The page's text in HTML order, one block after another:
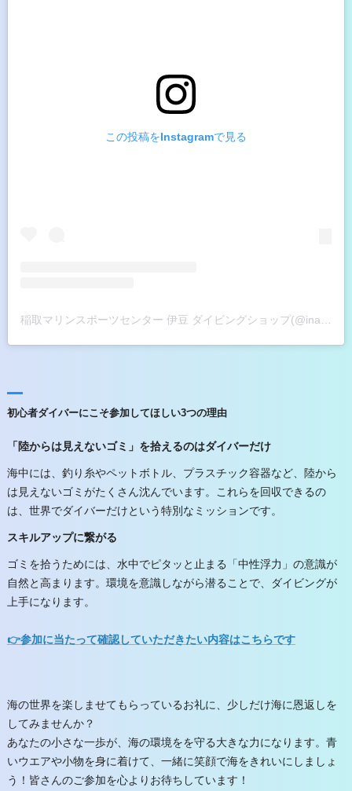
この投稿をInstagramで見る
稲取マリンスポーツセンター 伊豆 ダイビングショップ(@inatori_marinesports_centre)がシェアした投稿
初心者ダイバーにこそ参加してほしい3つの理由
「陸からは見えないゴミ」を拾えるのはダイバーだけ
海中には、釣り糸やペットボトル、プラスチック容器など、陸から
は見えないゴミがたくさん沈んでいます。これらを回収できるの
は、世界でダイバーだけという特別なミッションです。
スキルアップに繋がる
ゴミを拾うためには、水中でピタッと止まる「中性浮力」の意識が
自然と高まります。環境を意識しながら潜ることで、ダイビングが
上手になります。
👉参加に当たって確認していただきたい内容はこちらです
海の世界を楽しませてもらっているお礼に、少しだけ海に恩返しを
してみませんか？
あなたの小さな一歩が、海の環境をを守る大きな力になります。青
いウエアや小物を身に着けて、一緒に笑顔で海をきれいにしましょ
う！皆さんのご参加を心よりお待ちしています！